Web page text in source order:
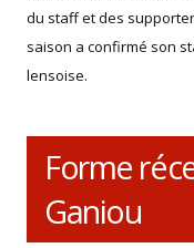
du staff et des
saison a confirmé son
lensoise.
Forme
Ganiou